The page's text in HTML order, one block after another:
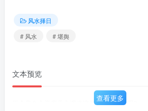
风水择日
# 风水
# 堪舆
文本预览
馬介章血心举廖天心灣才搜摩朗青崇兼金司2
查看更多